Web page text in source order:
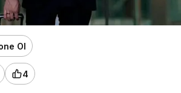
Ol
4